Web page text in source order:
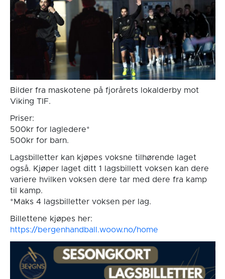
Bilder fra maskotene på fjorårets lokalderby mot
Viking TIF.
Priser:
500kr for lagledere*
500kr for barn.
Lagsbilletter kan kjøpes voksne tilhørende laget
også. Kjøper laget ditt 1 lagsbillett voksen kan dere
variere hvilken voksen dere tar med dere fra kamp
til kamp.
*Maks 4 lagsbilletter voksen per lag.
Billettene kjøpes her:
https://bergenhandball.woow.no/home